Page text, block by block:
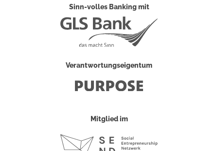
Sinn-volles Banking mit
Verantwortungseigentum
Mitglied im